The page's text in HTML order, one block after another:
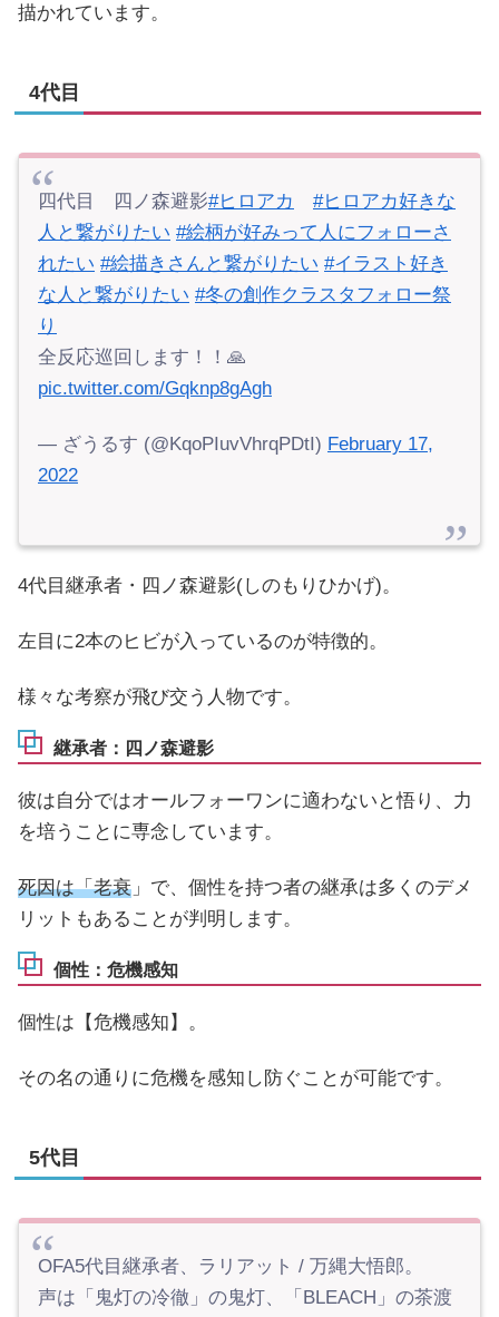
描かれています。
4代目
四代目 四ノ森避影#ヒロアカ
#ヒロアカ好きな
人と繋がりたい #絵柄が好みって人にフォローさ
れたい #絵描きさんと繋がりたい #イラスト好き
な人と繋がりたい #冬の創作クラスタフォロー祭
り
全反応巡回します！！🙏
pic.twitter.com/Gqknp8gAgh
— ざうるす (@KqoPIuvVhrqPDtI) February 17,
2022
4代目継承者・四ノ森避影(しのもりひかげ)。
左目に2本のヒビが入っているのが特徴的。
様々な考察が飛び交う人物です。
継承者：四ノ森避影
彼は自分ではオールフォーワンに適わないと悟り、力
を培うことに専念しています。
死因は「老衰 」で、個性を持つ者の継承は多くのデメ
リットもあることが判明します。
個性：危機感知
個性は【危機感知】。
その名の通りに危機を感知し防ぐことが可能です。
5代目
OFA5代目継承者、ラリアット / 万縄大悟郎。
声は「鬼灯の冷徹」の鬼灯、「BLEACH」の茶渡